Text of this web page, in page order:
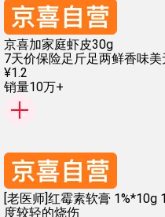
京喜加家庭虾皮30g
7天价保险足斤足两鲜香味美
¥1.2
销量10万+
[老医师]红霉素软膏 1%*10g
度较轻的烧伤